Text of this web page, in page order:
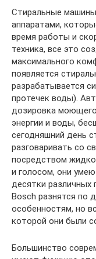
Стиральные
аппаратами,
время работы и
техника, все это
максимального
появляется
разрабатывается
протечек воды).
дозировка
энергии и воды,
сегодняшний день
разговаривать со
посредством
и голосом, они
десятки различных
Bosch разнятся по
особенностям, но
которой они были
Большинство